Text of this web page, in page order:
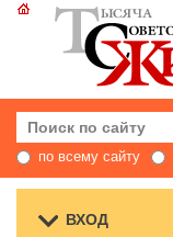
по всему сайту
ВХОД